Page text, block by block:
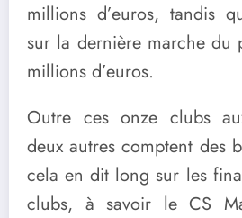
millions d’euros, tandis
sur la dernière marche du
millions d’euros.
Outre ces onze clubs
deux autres comptent des
cela en dit long sur les
clubs, à savoir le CS